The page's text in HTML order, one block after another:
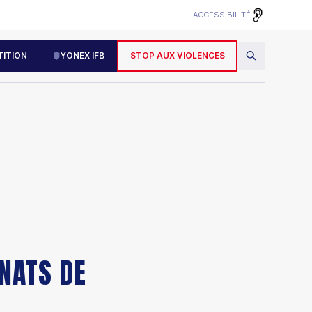
ACCESSIBILITÉ
YONEX IFB STOP AUX VIOLENCES
DE